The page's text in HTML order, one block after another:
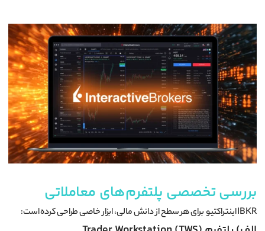
بررسی تخصصی پلتفرم‌های معاملاتی
IBKR اینتراکتیو برای هر سطح از دانش مالی، ابزار خاصی طراحی کرده است: